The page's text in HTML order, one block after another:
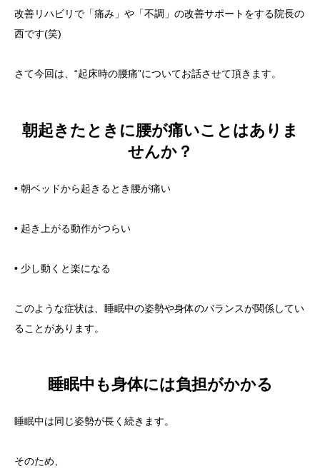
改善リハビリで「痛み」や「不調」の改善サポートをする院長の
西です(笑)
さて今回は、“起床時の腰痛”についてお話させて頂きます。
朝起きたときに腰が痛いことはありま
せんか？
• 朝ベッドから起きるとき腰が痛い
• 起き上がる動作がつらい
• 少し動くと楽になる
このような症状は、睡眠中の姿勢や身体のバランスが関係してい
ることがあります。
睡眠中も身体には負担がかかる
睡眠中は同じ姿勢が長く続きます。
そのため、